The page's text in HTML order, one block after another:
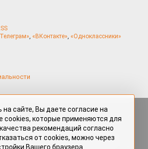
, «ВКонтакте», «Одноклассники»
Любые материалы, размещённые на портале
редакции, нештатными авторами
объектами авторского права. Полное или
материалов, размещённых на портале
только с письменного согласия редакции
на сайте, Вы даете согласие на
cookies, которые применяются для
рекомендаций согласно
от cookies, можно через
Вашего браузера.